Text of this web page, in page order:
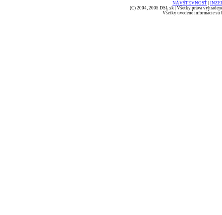
NÁVŠTEVNOSŤ
(C) 2004, 2005 DSL.sk | Všetky práva
Všetky uvedené informácie sú